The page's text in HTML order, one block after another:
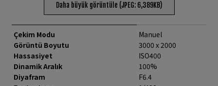
Daha büyük görüntüle (JPEG: 6,389KB)
Çekim Modu
Görüntü Boyutu
Hassasiyet
Dinamik Aralık
Diyafram
Manuel
3000 x 2000
ISO400
100%
F6.4